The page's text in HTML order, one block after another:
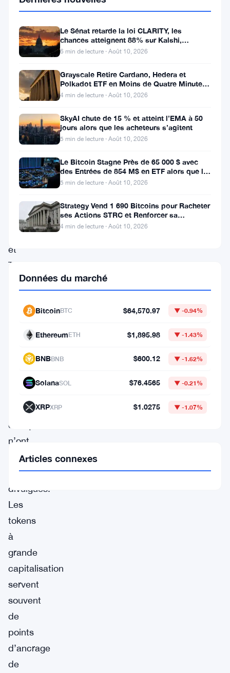
avec
une
attention
particulière
sur
les
tokens
BTC,
USDT,
XRP,
BNB,
USDC,
SOL
et
TRX.
Les
volumes
catalyseurs
n’ont
pas
été
divulgués.
Les
tokens
à
grande
capitalisation
servent
souvent
de
points
d’ancrage
de
Le Sénat retarde la loi CLARITY, les
chances atteignent 88% sur Kalshi,
Coinbase s’indigne
6 min de lecture · Août 10, 2026
Grayscale Retire Cardano, Hedera et
Polkadot ETF en Moins de Quatre Minutes
à la SEC
4 min de lecture · Août 10, 2026
SkyAI chute de 15 % et atteint l’EMA à 50
jours alors que les acheteurs s’agitent
5 min de lecture · Août 10, 2026
Le Bitcoin Stagne Près de 65 000 $ avec
des Entrées de 854 M$ en ETF alors que le
CPI Approche
5 min de lecture · Août 10, 2026
Strategy Vend 1 690 Bitcoins pour Racheter
ses Actions STRC et Renforcer sa
Trésorerie
4 min de lecture · Août 10, 2026
Données du marché
BitcoinBTC $64,570.97 ▼ -0.94%
EthereumETH $1,895.98 ▼ -1.43%
BNBBNB $600.12 ▼ -1.62%
SolanaSOL $76.4565 ▼ -0.21%
XRPXRP $1.0275 ▼ -1.07%
Articles connexes